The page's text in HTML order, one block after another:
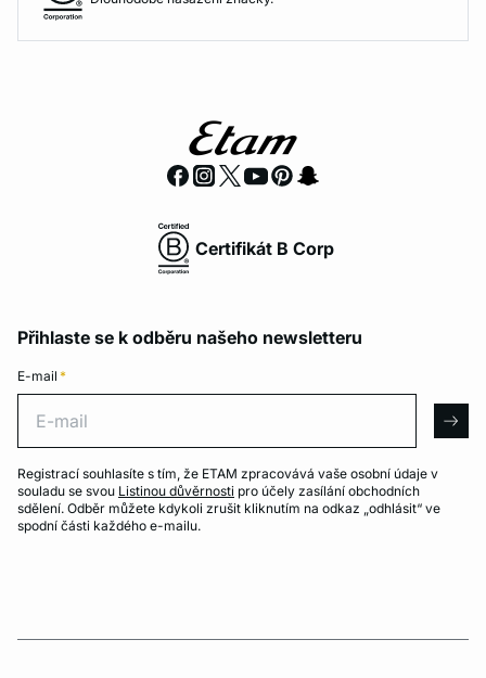
Certifikát B Corp
Přihlaste se k odběru našeho newsletteru
E-mail *
Registrací souhlasíte s tím, že ETAM zpracovává vaše osobní údaje v
souladu se svou Listinou důvěrnosti pro účely zasílání obchodních
sdělení. Odběr můžete kdykoli zrušit kliknutím na odkaz „odhlásit“ ve
spodní části každého e-mailu.